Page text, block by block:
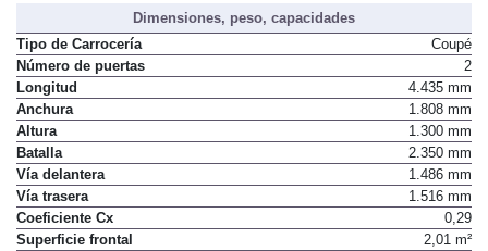
Dimensiones, peso, capacidades
Tipo de Carrocería
Coupé
Número de puertas
2
Longitud
4.435 mm
Anchura
1.808 mm
Altura
1.300 mm
Batalla
2.350 mm
Vía delantera
1.486 mm
Vía trasera
1.516 mm
Coeficiente Cx
0,29
Superficie frontal
2,01 m²